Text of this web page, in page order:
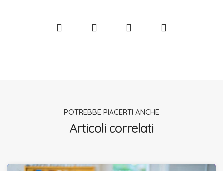
POTREBBE PIACERTI ANCHE
Articoli correlati